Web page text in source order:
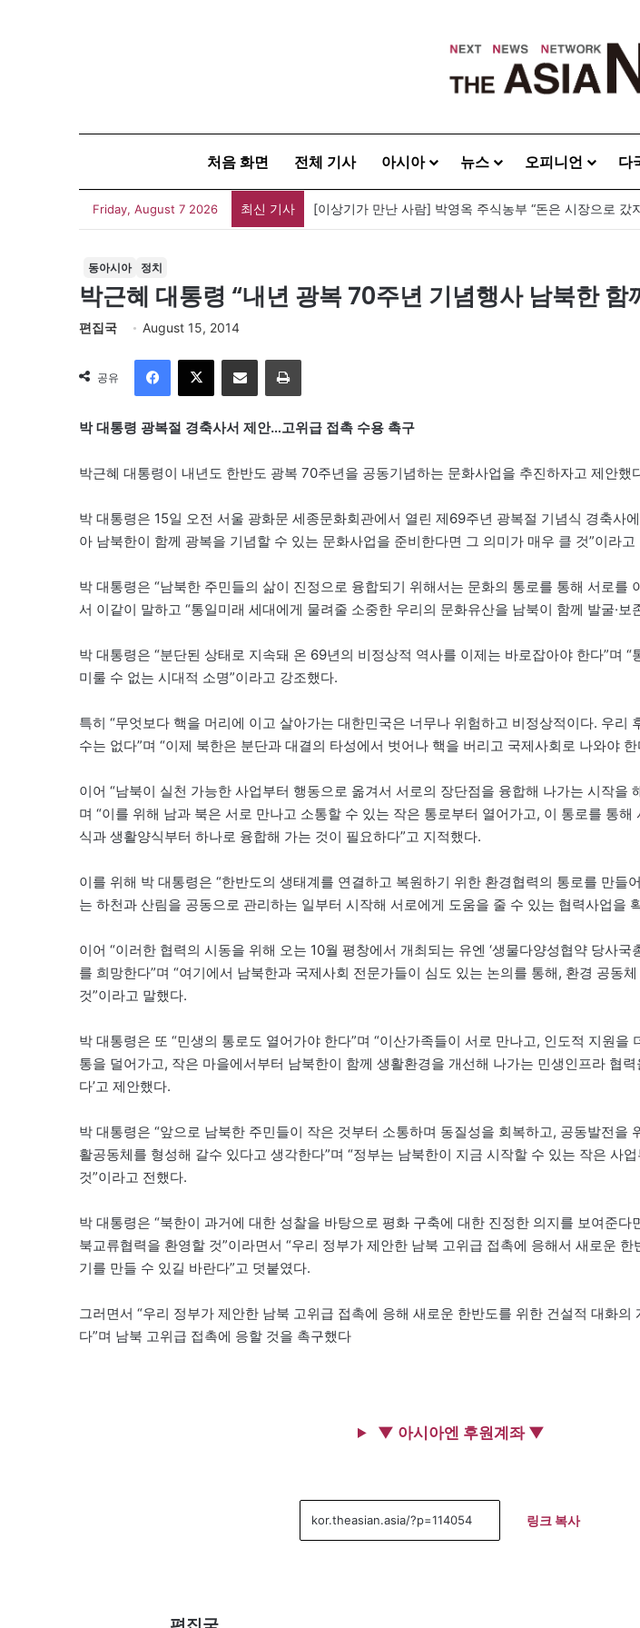
처음 화면 전체 기사 아시아 뉴스 오피니언 다
Friday, August 7 2026 최신 기사
동아시아 정치
박근혜 대통령 “내년 광복 70주년 기념행사 남북한 함
편집국 August 15, 2014
공유
이메일
박 대통령 광복절 경축사서 제안…고위급 접촉 수용 촉구
박근혜 대통령이 내년도 한반도 광복 70주년을 공동기념하는 문화사업을 추진하자고 제안했
박 대통령은 15일 오전 서울 광화문 세종문화회관에서 열린 제69주년 광복절 기념식 경축사
아 남북한이 함께 광복을 기념할 수 있는 문화사업을 준비한다면 그 의미가 매우 클 것”이라고
박 대통령은 “남북한 주민들의 삶이 진정으로 융합되기 위해서는 문화의 통로를 통해 서로를
서 이같이 말하고 “통일미래 세대에게 물려줄 소중한 우리의 문화유산을 남북이 함께 발굴·보
박 대통령은 “분단된 상태로 지속돼 온 69년의 비정상적 역사를 이제는 바로잡아야 한다”며
미룰 수 없는 시대적 소명”이라고 강조했다.
특히 “무엇보다 핵을 머리에 이고 살아가는 대한민국은 너무나 위험하고 비정상적이다. 우리
수는 없다”며 “이제 북한은 분단과 대결의 타성에서 벗어나 핵을 버리고 국제사회로 나와야
이어 “남북이 실천 가능한 사업부터 행동으로 옮겨서 서로의 장단점을 융합해 나가는 시작을
며 “이를 위해 남과 북은 서로 만나고 소통할 수 있는 작은 통로부터 열어가고, 이 통로를 통
식과 생활양식부터 하나로 융합해 가는 것이 필요하다”고 지적했다.
이를 위해 박 대통령은 “한반도의 생태계를 연결하고 복원하기 위한 환경협력의 통로를 만들
는 하천과 산림을 공동으로 관리하는 일부터 시작해 서로에게 도움을 줄 수 있는 협력사업을
이어 “이러한 협력의 시동을 위해 오는 10월 평창에서 개최되는 유엔 ‘생물다양성협약 당사국
를 희망한다”며 “여기에서 남북한과 국제사회 전문가들이 심도 있는 논의를 통해, 환경 공동
것”이라고 말했다.
박 대통령은 또 “민생의 통로도 열어가야 한다”며 “이산가족들이 서로 만나고, 인도적 지원을
통을 덜어가고, 작은 마을에서부터 남북한이 함께 생활환경을 개선해 나가는 민생인프라 협
다’고 제안했다.
박 대통령은 “앞으로 남북한 주민들이 작은 것부터 소통하며 동질성을 회복하고, 공동발전을
활공동체를 형성해 갈수 있다고 생각한다”며 “정부는 남북한이 지금 시작할 수 있는 작은 사
것”이라고 전했다.
박 대통령은 “북한이 과거에 대한 성찰을 바탕으로 평화 구축에 대한 진정한 의지를 보여준다
북교류협력을 환영할 것”이라면서 “우리 정부가 제안한 남북 고위급 접촉에 응해서 새로운
기를 만들 수 있길 바란다”고 덧붙였다.
그러면서 “우리 정부가 제안한 남북 고위급 접촉에 응해 새로운 한반도를 위한 건설적 대화의
다”며 남북 고위급 접촉에 응할 것을 촉구했다
▼ 아시아엔 후원계좌 ▼
링크 복사